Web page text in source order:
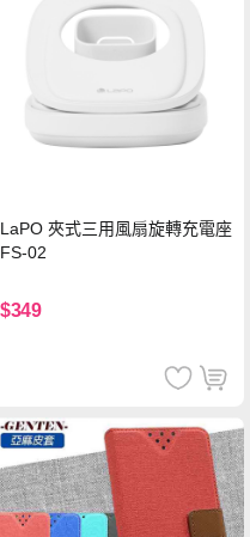
LaPO 夾式三用風扇旋轉充電座
FS-02
$349